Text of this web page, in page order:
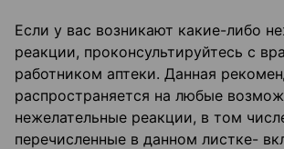
Если у вас возникают какие-либо
реакции, проконсультируйтесь с
работником аптеки. Данная
распространяется на любые
нежелательные реакции, в том
перечисленные в данном листке-